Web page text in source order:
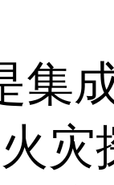
中的
的超
以忽
出，